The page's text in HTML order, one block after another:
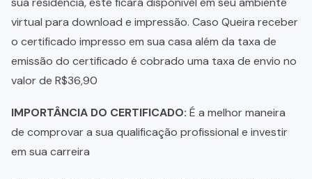
virtual para download e impressão. Caso Queira receber
o certificado impresso em sua casa além da taxa de
emissão do certificado é cobrado uma taxa de envio no
valor de R$36,90
IMPORTÂNCIA DO CERTIFICADO: É a melhor maneira
de comprovar a sua qualificação profissional e investir
em sua carreira